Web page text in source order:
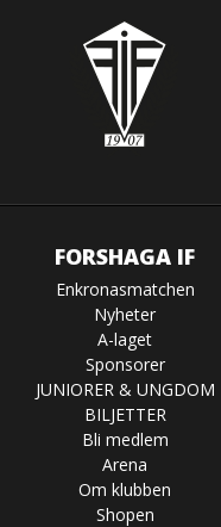
FORSHAGA IF
Enkronasmatchen
Nyheter
A-laget
Sponsorer
JUNIORER & UNGDOM
BILJETTER
Bli medlem
Arena
Om klubben
Shopen